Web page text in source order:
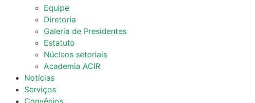
Equipe
Diretoria
Galeria de Presidentes
Estatuto
Núcleos setoriais
Academia ACIR
Notícias
Serviços